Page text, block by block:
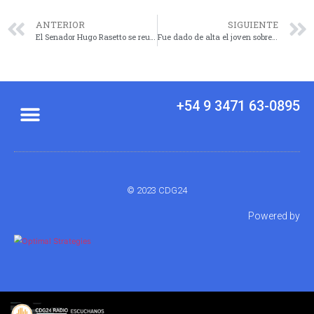
ANTERIOR
El Senador Hugo Rasetto se reunió con funcionarios provinciales en Iriondo junto a Intendentes
SIGUIENTE
Fue dado de alta el joven sobreviviente del accidente en autopista
+54 9 3471 63-0895
© 2023 CDG24
Powered by